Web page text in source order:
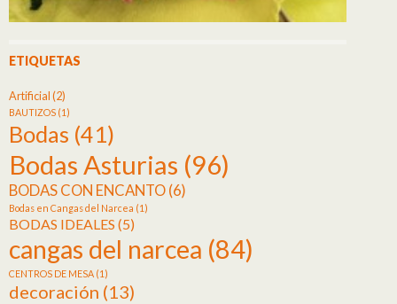
ETIQUETAS
Artificial (2)
BAUTIZOS (1)
Bodas (41)
Bodas Asturias (96)
BODAS CON ENCANTO(6)
Bodas en Cangas del Narcea (1)
BODAS IDEALES (5)
cangas del narcea (84)
CENTROS DE MESA (1)
decoración (13)